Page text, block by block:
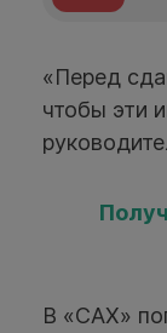
«Перед
чтобы эти
В «САХ»